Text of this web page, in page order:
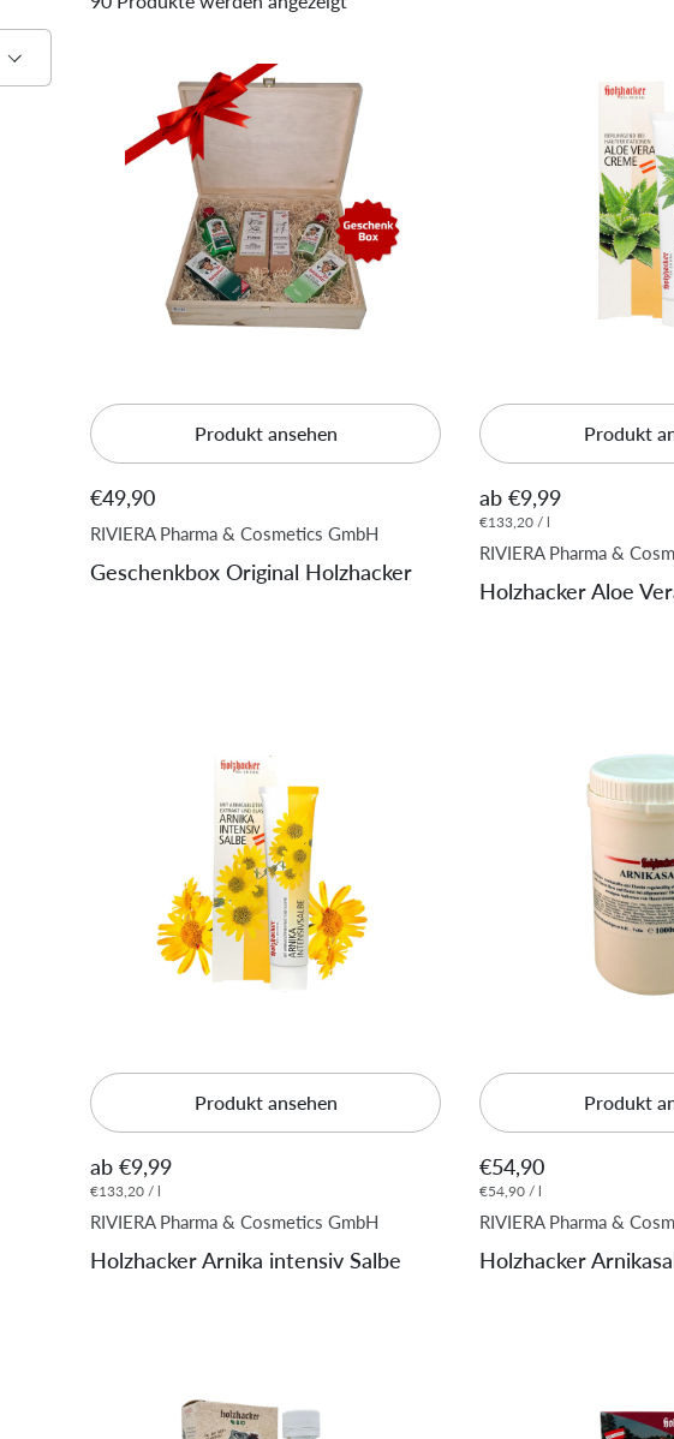
Produkt ansehen
€49,90
RIVIERA Pharma & Cosmetics GmbH
Geschenkbox Original Holzhacker
Produkt
ab €9,99
€133,20 / l
RIVIERA Pharma &
Holzhacker Aloe
Produkt ansehen
ab €9,99
€133,20 / l
RIVIERA Pharma & Cosmetics GmbH
Holzhacker Arnika intensiv Salbe
Produkt
€54,90
€54,90 / l
RIVIERA Pharma &
Holzhacker